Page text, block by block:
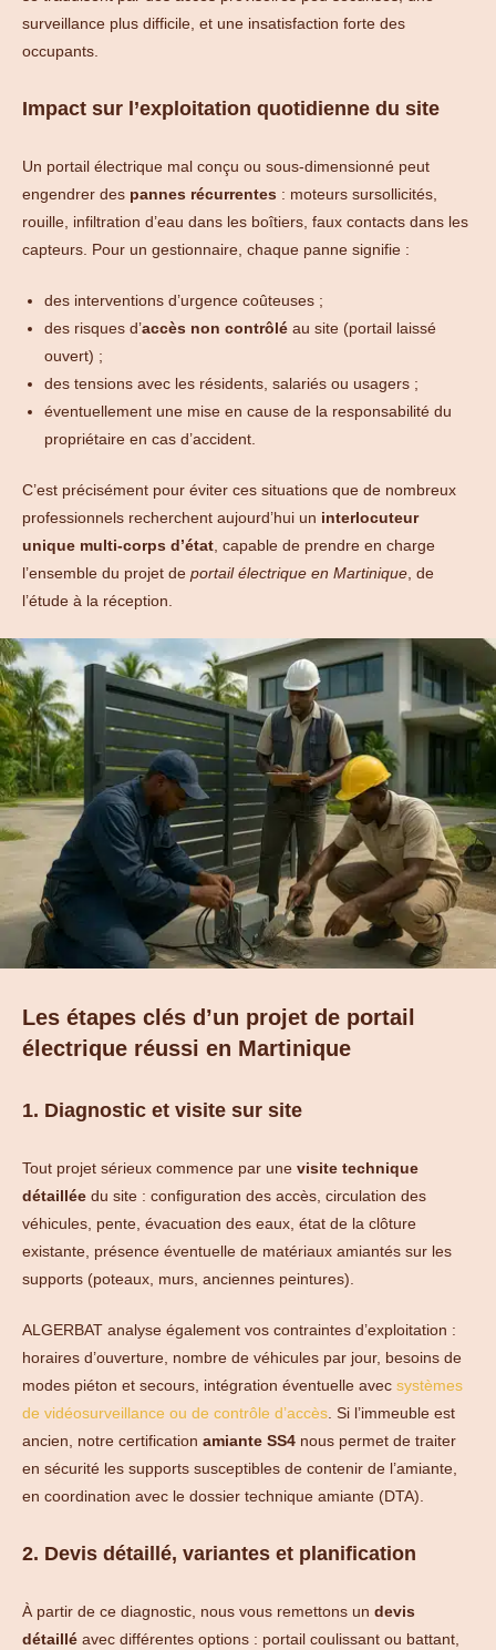
surveillance plus difficile, et une insatisfaction forte des
occupants.
Impact sur l’exploitation quotidienne du site
Un portail électrique mal conçu ou sous-dimensionné peut
engendrer des pannes récurrentes : moteurs sursollicités,
rouille, infiltration d’eau dans les boîtiers, faux contacts dans les
capteurs. Pour un gestionnaire, chaque panne signifie :
des interventions d’urgence coûteuses ;
des risques d’accès non contrôlé au site (portail laissé
ouvert) ;
des tensions avec les résidents, salariés ou usagers ;
éventuellement une mise en cause de la responsabilité du
propriétaire en cas d’accident.
C’est précisément pour éviter ces situations que de nombreux
professionnels recherchent aujourd’hui un interlocuteur
unique multi-corps d’état , capable de prendre en charge
l’ensemble du projet de portail électrique en Martinique , de
l’étude à la réception.
Les étapes clés d’un projet de portail
électrique réussi en Martinique
1. Diagnostic et visite sur site
Tout projet sérieux commence par une visite technique
détaillée du site : configuration des accès, circulation des
véhicules, pente, évacuation des eaux, état de la clôture
existante, présence éventuelle de matériaux amiantés sur les
supports (poteaux, murs, anciennes peintures).
ALGERBAT analyse également vos contraintes d’exploitation :
horaires d’ouverture, nombre de véhicules par jour, besoins de
modes piéton et secours, intégration éventuelle avec systèmes
de vidéosurveillance ou de contrôle d’accès. Si l’immeuble est
ancien, notre certification amiante SS4 nous permet de traiter
en sécurité les supports susceptibles de contenir de l’amiante,
en coordination avec le dossier technique amiante (DTA).
2. Devis détaillé, variantes et planification
À partir de ce diagnostic, nous vous remettons un devis
détaillé avec différentes options : portail coulissant ou battant,